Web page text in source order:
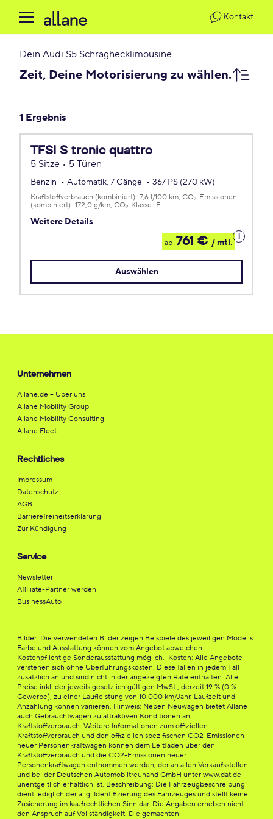
Kontakt
Dein Audi S5 Schräghecklimousine
Zeit, Deine Motorisierung zu wählen.
1 Ergebnis
TFSI S tronic quattro
5 Sitze • 5 Türen
Benzin Automatik, 7 Gänge 367 PS (270 kW)
Weitere Details
Kraftstoffverbrauch (kombiniert): 7,6 l/100 km CO2-Emissionen
(kombiniert): 172,0 g/km CO2-Klasse: F
ab 761 € / mtl.
Details
zum
Auswählen
Unternehmen
Allane.de – Über uns
Allane Mobility Group
Allane Mobility Consulting
Allane Fleet
Rechtliches
Impressum
Datenschutz
AGB
Barrierefreiheitserklärung
Zur Kündigung
Service
Newsletter
Affiliate-Partner werden
BusinessAuto
Bilder: Die verwendeten Bilder zeigen Beispiele des jeweiligen Modells.
Farbe und Ausstattung können vom Angebot abweichen.
Kostenpflichtige Sonderausstattung möglich. Kosten: Alle Angebote
verstehen sich ohne Überführungskosten. Diese fallen in jedem Fall
zusätzlich an und sind nicht in der angezeigten Rate enthalten. Alle
Preise inkl. der jeweils gesetzlich gültigen MwSt., derzeit 19 % (0 %
Gewerbe), zu einer Laufleistung von 10.000 km/Jahr. Laufzeit und
Anzahlung können variieren. Hinweis: Neben Neuwagen bietet Allane
auch Gebrauchtwagen zu attraktiven Konditionen an.
Kraftstoffverbrauch: Weitere Informationen zum offiziellen
Kraftstoffverbrauch und den offiziellen spezifischen CO2-Emissionen
neuer Personenkraftwagen können dem Leitfaden über den
Kraftstoffverbrauch und die CO2-Emissionen neuer
Personenkraftwagen entnommen werden, der an allen Verkaufsstellen
und bei der Deutschen Automobiltreuhand GmbH unter www.dat.de
unentgeltlich erhältlich ist. Beschreibung: Die Fahrzeugbeschreibung
dient lediglich der allg. Identifizierung des Fahrzeuges und stellt keine
Zusicherung im kaufrechtlichen Sinn dar. Die Angaben erheben nicht
den Anspruch auf Vollständigkeit. Die gemachten